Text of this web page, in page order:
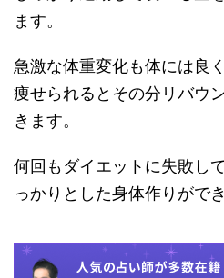
ます。
急激な体重変化も体には良
痩せられるとその分リバウ
きます。
何回もダイエットに失敗し
っかりとした身体作りがで